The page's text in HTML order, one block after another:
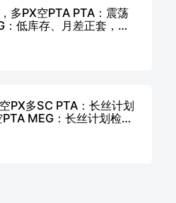
多PX空PTA PTA：震荡
低库存、月差正套，单
PX多SC PTA：长丝计划
MEG：长丝计划检